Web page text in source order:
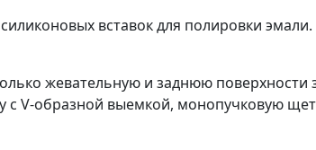
вставок для полировки
жевательную и заднюю поверхности
с V-образной выемкой, монопучковую